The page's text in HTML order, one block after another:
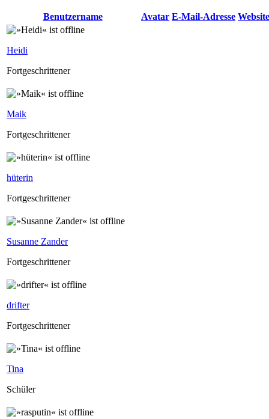
Benutzername Avatar E-Mail-Adresse Website
Heidi
Fortgeschrittener
Maik
Fortgeschrittener
hüterin
Fortgeschrittener
Susanne Zander
Fortgeschrittener
drifter
Fortgeschrittener
Tina
Schüler